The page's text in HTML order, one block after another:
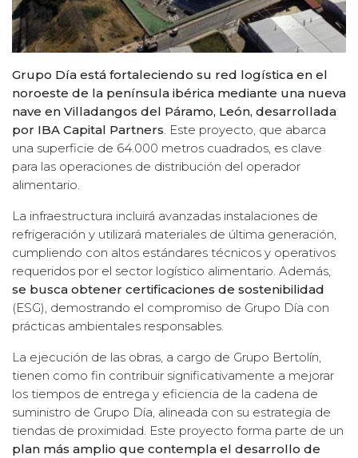
Grupo Día está fortaleciendo su red logística en el
noroeste de la península ibérica mediante una nueva
nave en Villadangos del Páramo, León, desarrollada
por IBA Capital Partners . Este proyecto, que abarca
una superficie de 64.000 metros cuadrados, es clave
para las operaciones de distribución del operador
alimentario.
La infraestructura incluirá avanzadas instalaciones de
refrigeración y utilizará materiales de última generación,
cumpliendo con altos estándares técnicos y operativos
requeridos por el sector logístico alimentario. Además,
se busca obtener certificaciones de sostenibilidad
(ESG), demostrando el compromiso de Grupo Día con
prácticas ambientales responsables.
La ejecución de las obras, a cargo de Grupo Bertolín,
tienen como fin contribuir significativamente a mejorar
los tiempos de entrega y eficiencia de la cadena de
suministro de Grupo Día, alineada con su estrategia de
tiendas de proximidad. Este proyecto forma parte de un
plan más amplio que contempla el desarrollo de